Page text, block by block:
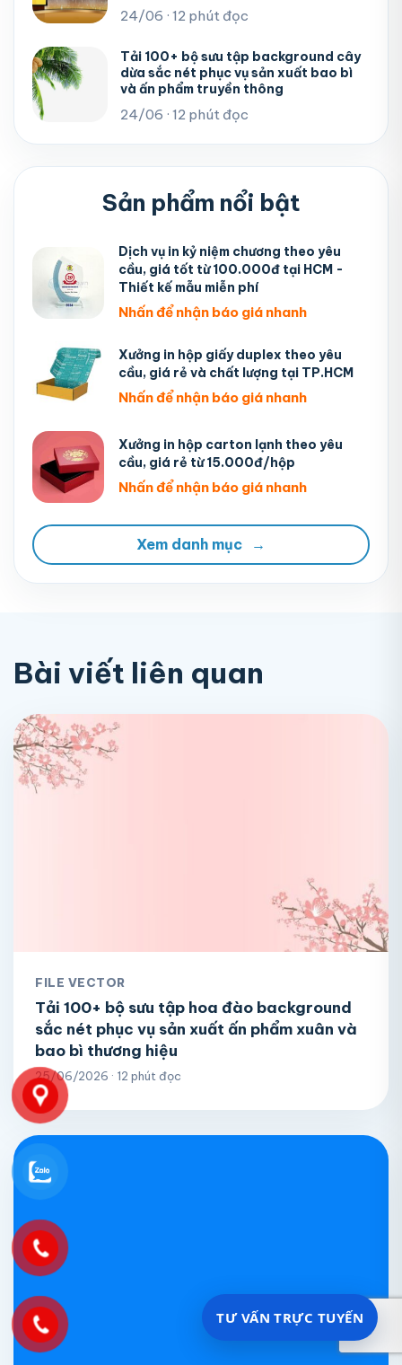
24/06 · 12 phút đọc
Tải 100+ bộ sưu tập background cây
dừa sắc nét phục vụ sản xuất bao bì
và ấn phẩm truyền thông
24/06 · 12 phút đọc
Sản phẩm nổi bật
Dịch vụ in kỷ niệm chương theo yêu
cầu, giá tốt từ 100.000đ tại HCM -
Thiết kế mẫu miễn phí
Nhấn để nhận báo giá nhanh
Xưởng in hộp giấy duplex theo yêu
cầu, giá rẻ và chất lượng tại TP.HCM
Nhấn để nhận báo giá nhanh
Xưởng in hộp carton lạnh theo yêu
cầu, giá rẻ từ 15.000đ/hộp
Nhấn để nhận báo giá nhanh
Xem danh mục →
Bài viết liên quan
FILE VECTOR
Tải 100+ bộ sưu tập hoa đào background
sắc nét phục vụ sản xuất ấn phẩm xuân và
bao bì thương hiệu
25/06/2026 · 12 phút đọc
TƯ VẤN TRỰC TUYẾN